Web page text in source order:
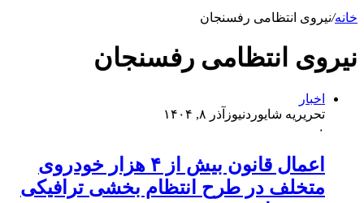
خانه/نیروی انتظامی رفسنجان
نیروی انتظامی رفسنجان
اخبار
تحریریه شایوردنیوز آذر ۸, ۱۴۰۴
۰
اعمال قانون بیش از ۴ هزار خودروی
متخلف در طرح انتظام بخشی ترافیکی